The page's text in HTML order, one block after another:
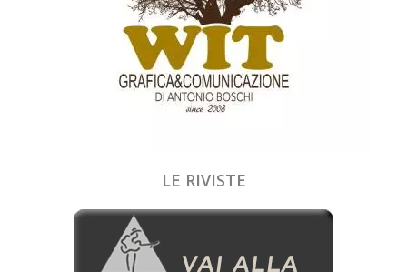
LE RIVISTE